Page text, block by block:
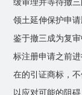
领土延伸保护申请
鉴于撤三成为复
标注册申请之前
在的引证商标，
以应对可能的阻